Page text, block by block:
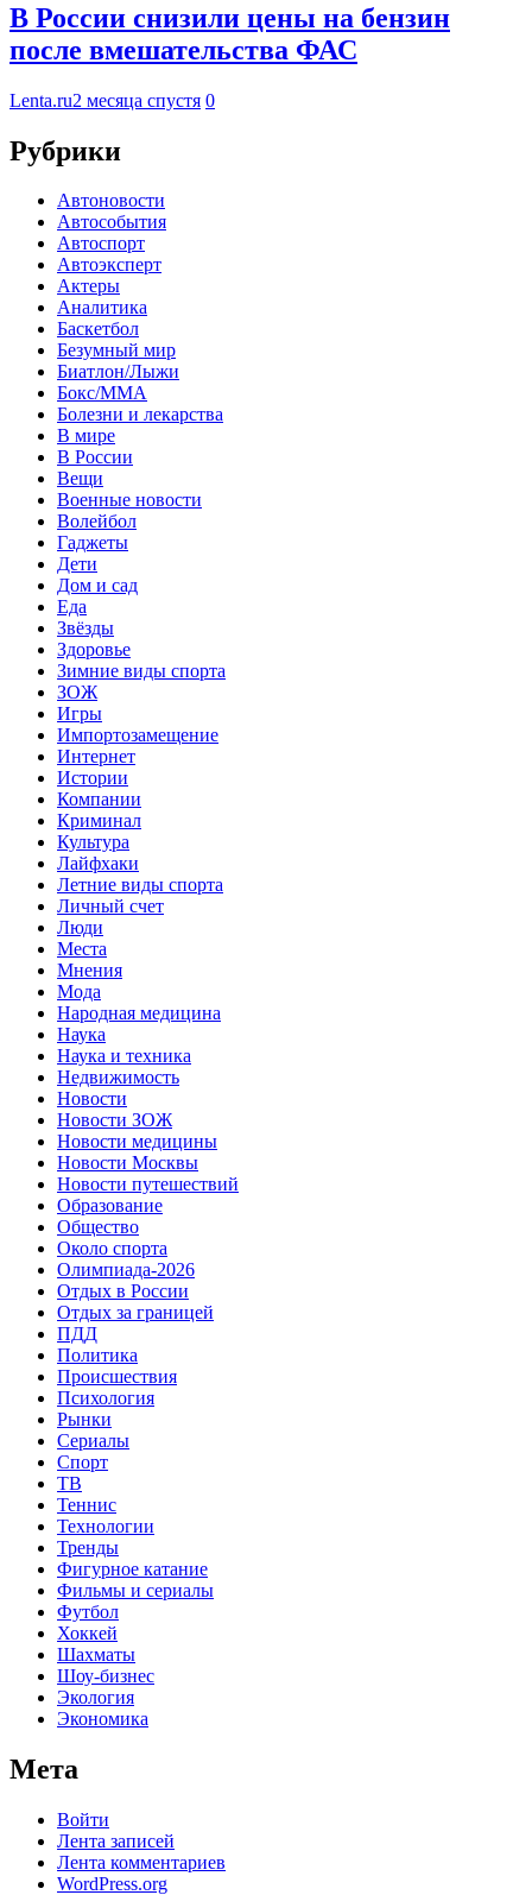
В России снизили цены на бензин
после вмешательства ФАС
Lenta.ru2 месяца спустя 0
Рубрики
Автоновости
Автособытия
Автоспорт
Автоэксперт
Актеры
Аналитика
Баскетбол
Безумный мир
Биатлон/Лыжи
Бокс/MMA
Болезни и лекарства
В мире
В России
Вещи
Военные новости
Волейбол
Гаджеты
Дети
Дом и сад
Еда
Звёзды
Здоровье
Зимние виды спорта
ЗОЖ
Игры
Импортозамещение
Интернет
Истории
Компании
Криминал
Культура
Лайфхаки
Летние виды спорта
Личный счет
Люди
Места
Мнения
Мода
Народная медицина
Наука
Наука и техника
Недвижимость
Новости
Новости ЗОЖ
Новости медицины
Новости Москвы
Новости путешествий
Образование
Общество
Около спорта
Олимпиада-2026
Отдых в России
Отдых за границей
ПДД
Политика
Происшествия
Психология
Рынки
Сериалы
Спорт
ТВ
Теннис
Технологии
Тренды
Фигурное катание
Фильмы и сериалы
Футбол
Хоккей
Шахматы
Шоу-бизнес
Экология
Экономика
Мета
Войти
Лента записей
Лента комментариев
WordPress.org